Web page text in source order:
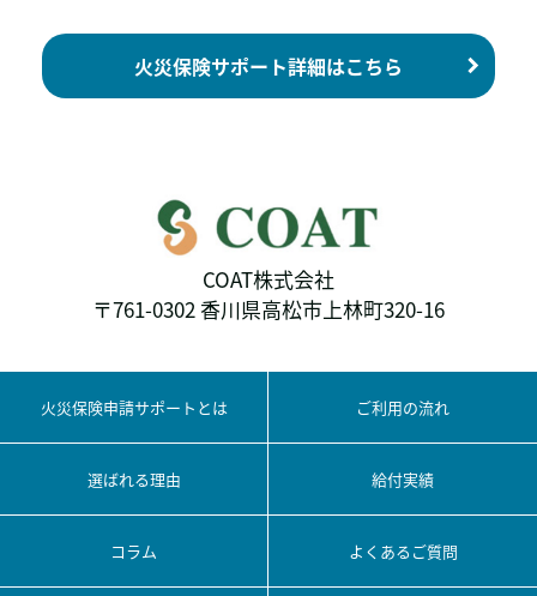
火災保険サポート詳細はこちら
COAT株式会社
〒761-0302 香川県高松市上林町320-16
火災保険申請サポートとは ご利用の流れ
選ばれる理由 給付実績
コラム よくあるご質問